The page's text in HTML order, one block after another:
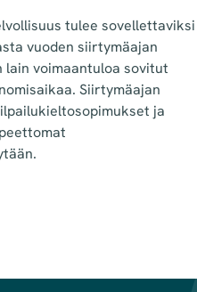
tulee sovellettaviksi
vuoden siirtymäajan
lain voimaantuloa sovitut
Siirtymäajan
ja